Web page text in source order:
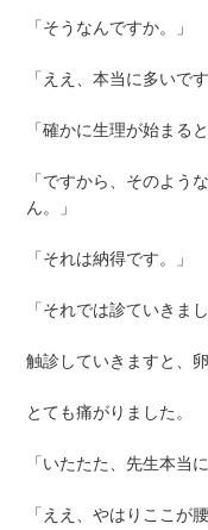
「そうなんですか。」
「ええ、本当に多いです
「確かに生理が始まる
「ですから、そのよう
ん。」
「それは納得です。」
「それでは診ていきま
触診していきますと、
とても痛がりました。
「いたたた、先生本当
「ええ、やはりここが